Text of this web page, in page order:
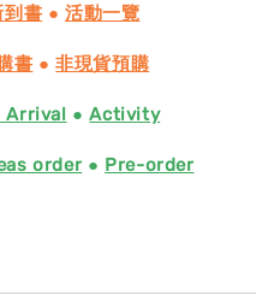
到書 ●活動一覽
書 ●非現貨預購
Arrival ●Activity
order● Pre-order